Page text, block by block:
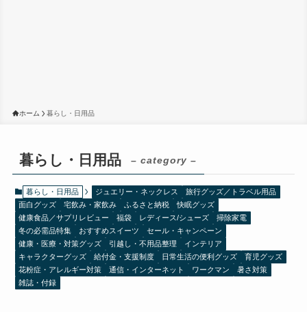
ホーム 暮らし・日用品
暮らし・日用品 – category –
暮らし・日用品 ジュエリー・ネックレス
旅行グッズ／トラベル用品
面白グッズ
宅飲み・家飲み ふるさと納税
快眠グッズ
健康食品／サプリレビュー
福袋 レディース/シューズ
掃除家電
冬の必需品特集
おすすめスイーツ
セール・キャンペーン
健康・医療・対策グッズ
引越し・不用品整理
インテリア
キャラクターグッズ
給付金・支援制度 日常生活の便利グッズ
育児グッズ
花粉症・アレルギー対策
通信・インターネット ワークマン
暑さ対策
雑誌・付録